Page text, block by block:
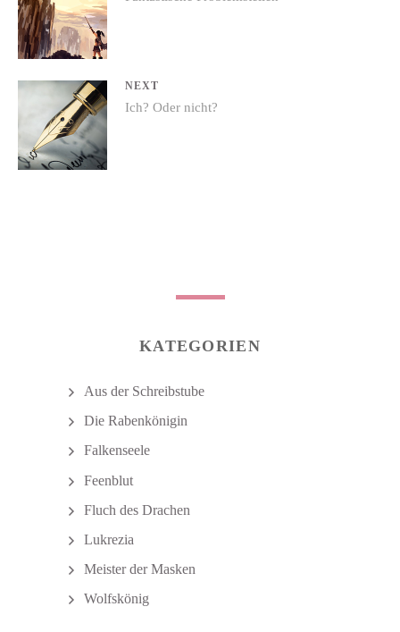
Navigation
post:
NEXT
post:
Ich? Oder nicht?
KATEGORIEN
Aus der Schreibstube
Die Rabenkönigin
Falkenseele
Feenblut
Fluch des Drachen
Lukrezia
Meister der Masken
Wolfskönig